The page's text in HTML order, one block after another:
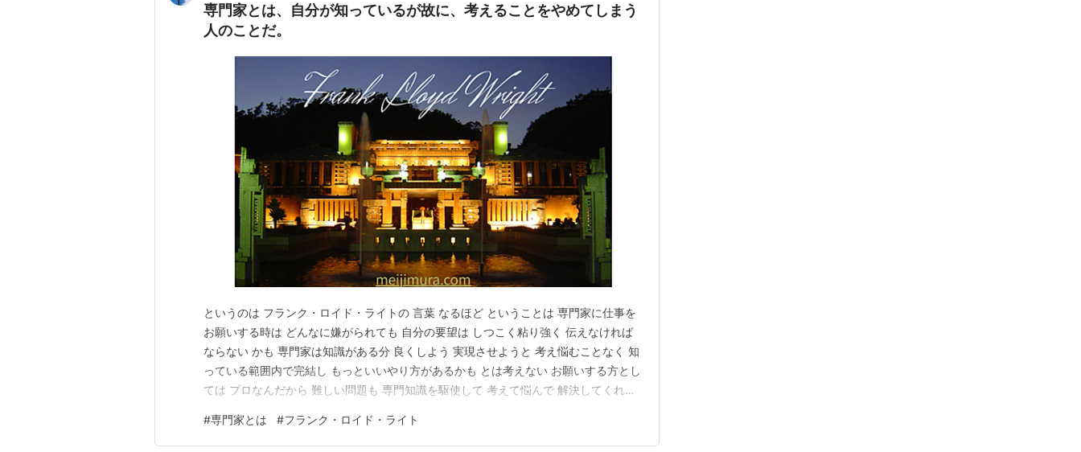
専門家とは、自分が知っているが故に、考えることをやめてしまう
人のことだ。
というのは フランク・ロイド・ライトの 言葉 なるほど ということは 専門家に仕事を
お願いする時は どんなに嫌がられても 自分の要望は しつこく粘り強く 伝えなければ
ならない かも 専門家は知識がある分 良くしよう 実現させようと 考え悩むことなく 知
っている範囲内で完結し もっといいやり方があるかも とは考えない お願いする方とし
ては プロなんだから 難しい問題も 専門知識を駆使して 考えて悩んで 解決してくれる
ていた フランク・ロイド・ライト さすが 近代建築の巨匠 この一文 もっと早く 知って
おきたかった
#専門家とは #フランク・ロイド・ライト